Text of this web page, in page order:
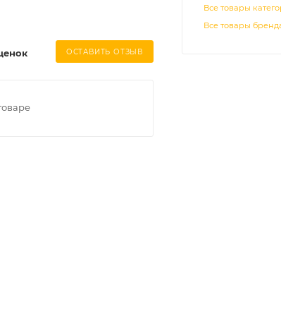
ОСТАВИТЬ ОТЗЫВ
Все товары
Все товары